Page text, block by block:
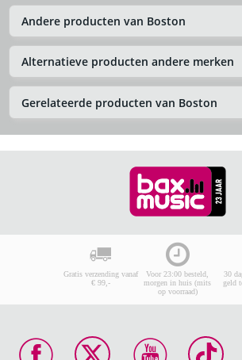
Andere producten van Boston
Alternatieve producten andere merken
Gerelateerde producten van Boston
Gratis verzending vanaf
€ 99,-
Voor 23:00 besteld,
morgen in huis (mits
op voorraad)
30
geld